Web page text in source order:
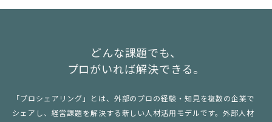
どんな課題でも、
プロがいれば解決できる。
「プロシェアリング」とは、外部のプロの経験・知見を複数の企業で
シェアし、経営課題を解決する新しい人材活用モデルです。外部人材